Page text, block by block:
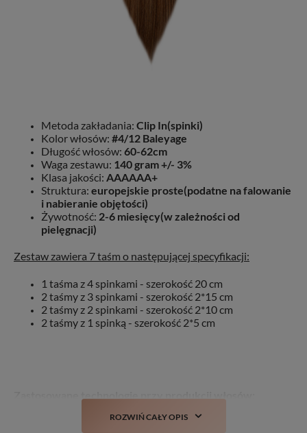
Metoda zakładania: Clip In(spinki)
Kolor włosów: #4/12 Baleyage
Długość włosów: 60-62cm
Waga zestawu: 140 gram +/- 3%
Klasa jakości: AAAAAA+
Struktura: europejskie proste(podatne na falowanie
i nabieranie objętości)
Żywotność: 2-6 miesięcy(w zależności od
pielęgnacji)
Zestaw zawiera 7 taśm o następującej specyfikacji:
1 taśma z 4 spinkami - szerokość 20 cm
2 taśmy z 3 spinkami - szerokość 2*15 cm
2 taśmy z 2 spinkami - szerokość 2*10 cm
2 taśmy z 1 spinką - szerokość 2*5 cm
– włosy zabezpieczone przeciw
ROZWIŃ CAŁY OPIS